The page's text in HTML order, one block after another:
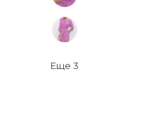
Еще 3